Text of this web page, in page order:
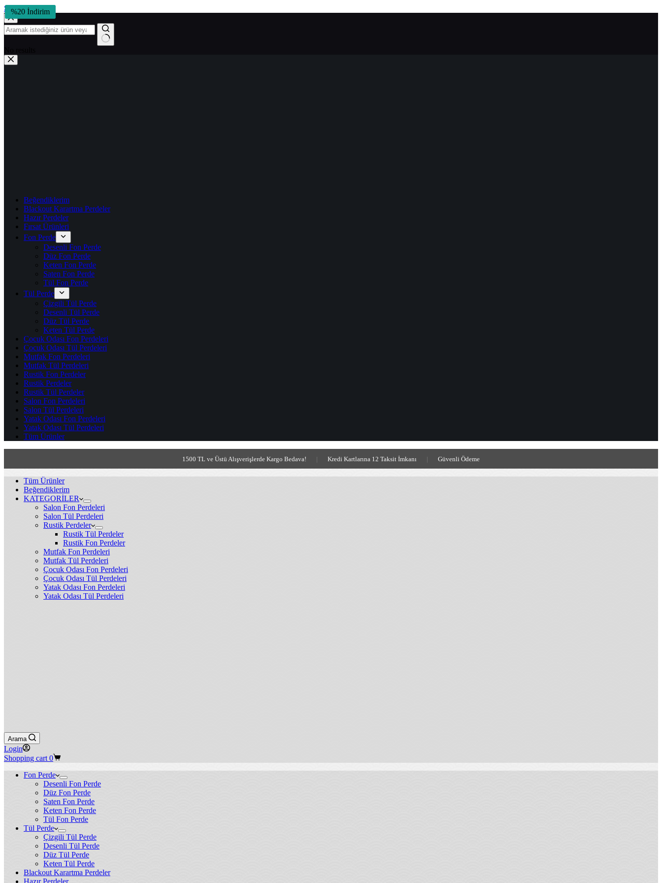
Skip to content
Beğendiklerim
Blackout Karartma Perdeler
Hazır Perdeler
Fırsat Ürünleri
Fon Perde
Desenli Fon Perde
Düz Fon Perde
Keten Fon Perde
Saten Fon Perde
Tül Fon Perde
Tül Perde
Çizgili Tül Perde
Desenli Tül Perde
Düz Tül Perde
Keten Tül Perde
Çocuk Odası Fon Perdeleri
Çocuk Odası Tül Perdeleri
Mutfak Fon Perdeleri
Mutfak Tül Perdeleri
Rustik Fon Perdeler
Rustik Perdeler
Rustik Tül Perdeler
Salon Fon Perdeleri
Salon Tül Perdeleri
Yatak Odası Fon Perdeleri
Yatak Odası Tül Perdeleri
Tüm Ürünler
1500 TL ve Üstü Alışverişlerde Kargo Bedava! | Kredi Kartlarına 12 Taksit İmkanı | Güvenli Ödeme
Tüm Ürünler
Beğendiklerim
KATEGORİLER
Salon Fon Perdeleri
Salon Tül Perdeleri
Rustik Perdeler
Rustik Tül Perdeler
Rustik Fon Perdeler
Mutfak Fon Perdeleri
Mutfak Tül Perdeleri
Çocuk Odası Fon Perdeleri
Çocuk Odası Tül Perdeleri
Yatak Odası Fon Perdeleri
Yatak Odası Tül Perdeleri
Arama
Login
Shopping cart 0
Fon Perde
Desenli Fon Perde
Düz Fon Perde
Saten Fon Perde
Keten Fon Perde
Tül Fon Perde
Tül Perde
Çizgili Tül Perde
Desenli Tül Perde
Düz Tül Perde
Keten Tül Perde
Blackout Karartma Perdeler
Hazır Perdeler
%30 İndirim
%30 İndirim
%47 İndirim
%20 İndirim